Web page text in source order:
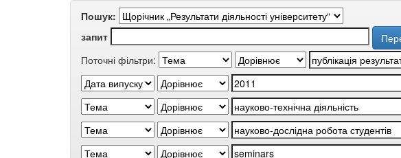
Пошук:
запит
Поточні фільтри: